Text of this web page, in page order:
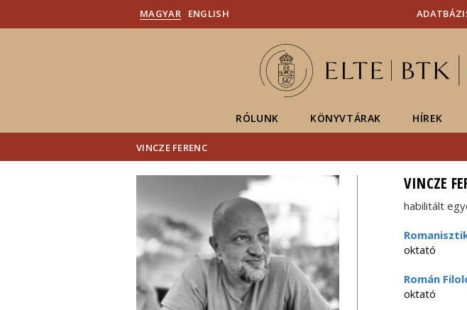
MAGYAR ENGLISH
RÓLUNK KÖNYVTÁRAK HÍREK
VINCZE FERENC
VINCZE
habilitált
oktató
Román
oktató